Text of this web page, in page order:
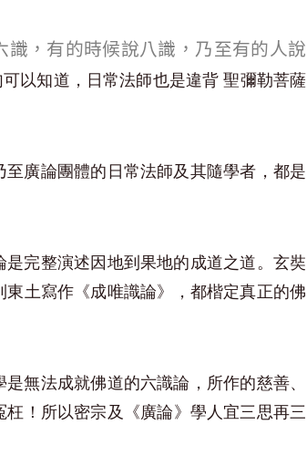
識，有的時候說八識，乃至有的人說
以知道，日常法師也是違背 聖彌勒菩薩
廣論團體的日常法師及其隨學者，都是
完整演述因地到果地的成道之道。玄奘
土寫作《成唯識論》，都楷定真正的佛
無法成就佛道的六識論，所作的慈善、
！所以密宗及《廣論》學人宜三思再三